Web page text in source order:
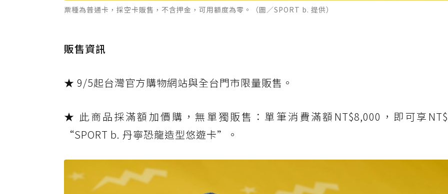
票種為普通卡，採空卡販售，不含押金，可用額度為零。（圖／SPORT b. 提供）
販售資訊
★ 9/5起台灣官方購物網站與全台門市限量販售。
★ 此商品採滿額加價購，無單獨販售：單筆消費滿額NT$8,000，即可享
“SPORT b. 丹寧恐龍造型悠遊卡”。